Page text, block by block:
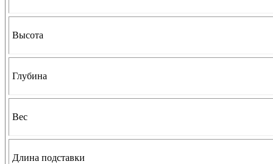
Высота
Глубина
Вес
Длина подставки